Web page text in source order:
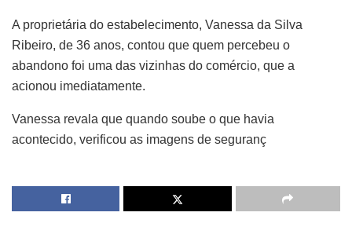
A proprietária do estabelecimento, Vanessa da Silva
Ribeiro, de 36 anos, contou que quem percebeu o
abandono foi uma das vizinhas do comércio, que a
acionou imediatamente.
Vanessa revala que quando soube o que havia
acontecido, verificou as imagens de seguranç